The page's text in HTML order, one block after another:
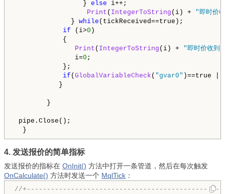
} else i++;
Print ( IntegerToString (i) + "即时价
} while (tickReceived==true);
if (i>0 )
{
Print ( IntegerToString (i) + "即时价收到
i=0 ;
};
if ( GlobalVariableCheck ( "gvar0" )==true ||
}
}
pipe.Close();
4. 发送报价的简单指标
发送报价的指标在 OnInit() 方法中打开一条管道，然后在每次触发
OnCalculate() 方法时发送一个 MqlTick ：
//